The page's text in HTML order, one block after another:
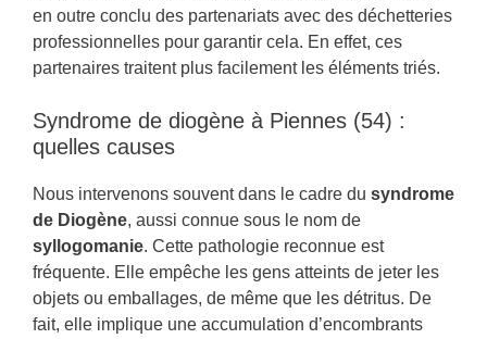
en outre conclu des partenariats avec des déchetteries
professionnelles pour garantir cela. En effet, ces
partenaires traitent plus facilement les éléments triés.
Syndrome de diogène à Piennes (54) :
quelles causes
Nous intervenons souvent dans le cadre du syndrome
de Diogène, aussi connue sous le nom de
syllogomanie. Cette pathologie reconnue est
fréquente. Elle empêche les gens atteints de jeter les
objets ou emballages, de même que les détritus. De
fait, elle implique une accumulation d’encombrants